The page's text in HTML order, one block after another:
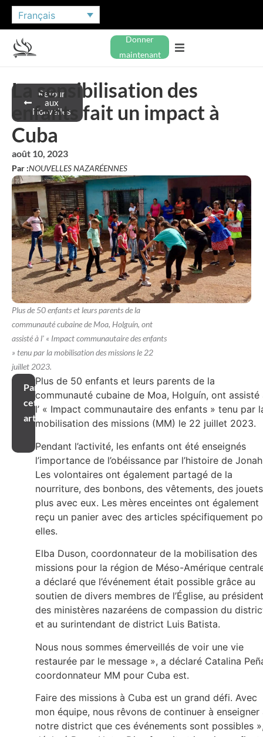
Français
Donner
maintenant
Retour
aux
Nouvelles
La sensibilisation des
enfants fait un impact à
Cuba
août 10, 2023
Par :NOUVELLES NAZARÉENNES
Plus de 50 enfants et leurs parents de la
communauté cubaine de Moa, Holguín, ont
assisté à l' « Impact communautaire des enfants
» tenu par la mobilisation des missions le 22
juillet 2023.
Partager
cet
article
Plus de 50 enfants et leurs parents de la
communauté cubaine de Moa, Holguín, ont assisté
l’ « Impact communautaire des enfants » tenu par
mobilisation des missions (MM) le 22 juillet 2023.
Pendant l’activité, les enfants ont été enseignés
l’importance de l’obéissance par l’histoire de
Les volontaires ont également partagé de la
nourriture, des bonbons, des vêtements, des
plus avec eux. Les mères enceintes ont également
reçu un panier avec des articles spécifiquement
elles.
Elba Duson, coordonnateur de la mobilisation des
missions pour la région de Méso-Amérique
a déclaré que l’événement était possible grâce au
soutien de divers membres de l’Église, au président
des ministères nazaréens de compassion du
et au surintendant de district Luis Batista.
Nous nous sommes émerveillés de voir une vie
restaurée par le message », a déclaré Catalina
coordonnateur MM pour Cuba est.
Faire des missions à Cuba est un grand défi. Avec
mon équipe, nous rêvons de continuer à enseigner
notre district que ces événements sont possibles